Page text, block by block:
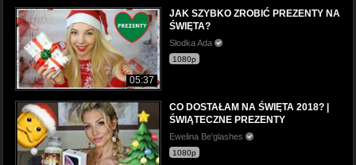
05:37
JAK SZYBKO ZROBIĆ PREZENTY NA
ŚWIĘTA?
Słodka Ada
1080p
CO DOSTAŁAM NA ŚWIĘTA 2018? |
ŚWIĄTECZNE PREZENTY
Ewelina Be'glashes
1080p